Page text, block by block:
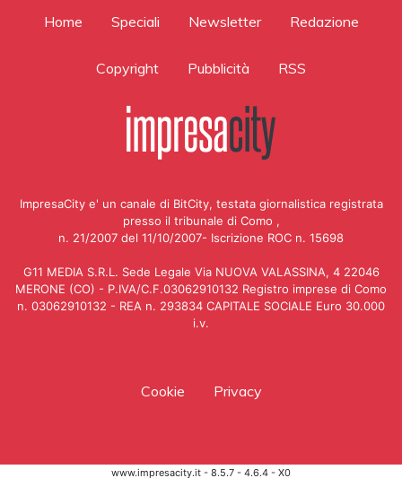
Home Speciali Newsletter Redazione
Copyright Pubblicità RSS
ImpresaCity e' un canale di BitCity, testata giornalistica registrata
presso il tribunale di Como ,
n. 21/2007 del 11/10/2007- Iscrizione ROC n. 15698
G11 MEDIA S.R.L. Sede Legale Via NUOVA VALASSINA, 4 22046
MERONE (CO) - P.IVA/C.F.03062910132 Registro imprese di Como
n. 03062910132 - REA n. 293834 CAPITALE SOCIALE Euro 30.000
i.v.
Cookie Privacy
www.impresacity.it - 8.5.7 - 4.6.4 - X0